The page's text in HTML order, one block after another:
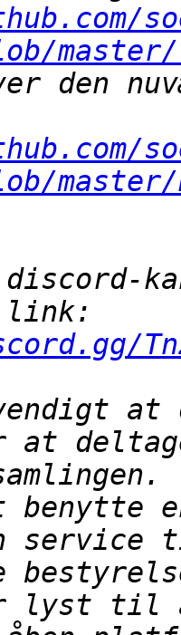
master/
den
at
service
lyst til